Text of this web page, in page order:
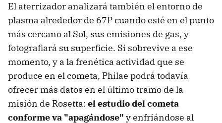
El aterrizador analizará también el entorno de
plasma alrededor de 67P cuando esté en el punto
más cercano al Sol, sus emisiones de gas, y
fotografiará su superficie. Si sobrevive a ese
momento, y a la frenética actividad que se
produce en el cometa, Philae podrá todavía
ofrecer más datos en el último tramo de la
misión de Rosetta: el estudio del cometa
conforme va "apagándose" y enfriándose al